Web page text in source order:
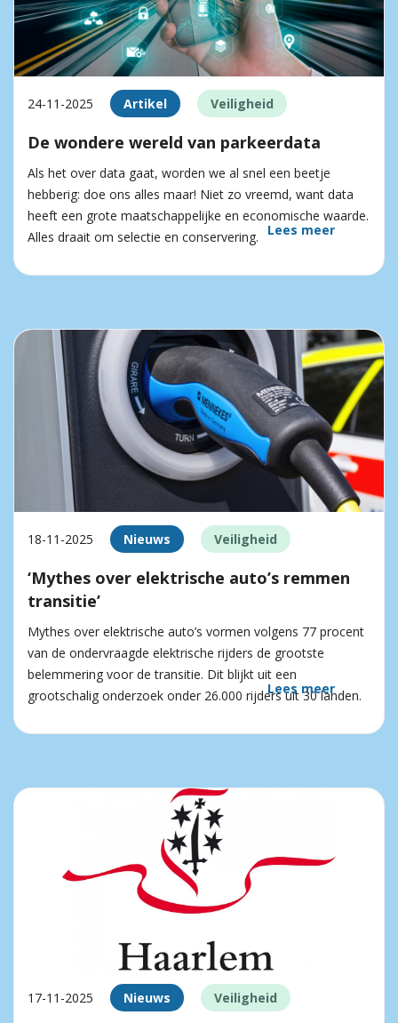
24-11-2025 Artikel Veiligheid
De wondere wereld van parkeerdata
Als het over data gaat, worden we al snel een beetje
hebberig: doe ons alles maar! Niet zo vreemd, want data
heeft een grote maatschappelijke en economische waarde.
Alles draait om selectie en conservering.
Lees meer
18-11-2025 Nieuws Veiligheid
‘Mythes over elektrische auto’s remmen
transitie’
Mythes over elektrische auto’s vormen volgens 77 procent
van de ondervraagde elektrische rijders de grootste
belemmering voor de transitie. Dit blijkt uit een
grootschalig onderzoek onder 26.000 rijders uit 30 landen.
Lees meer
17-11-2025 Nieuws Veiligheid